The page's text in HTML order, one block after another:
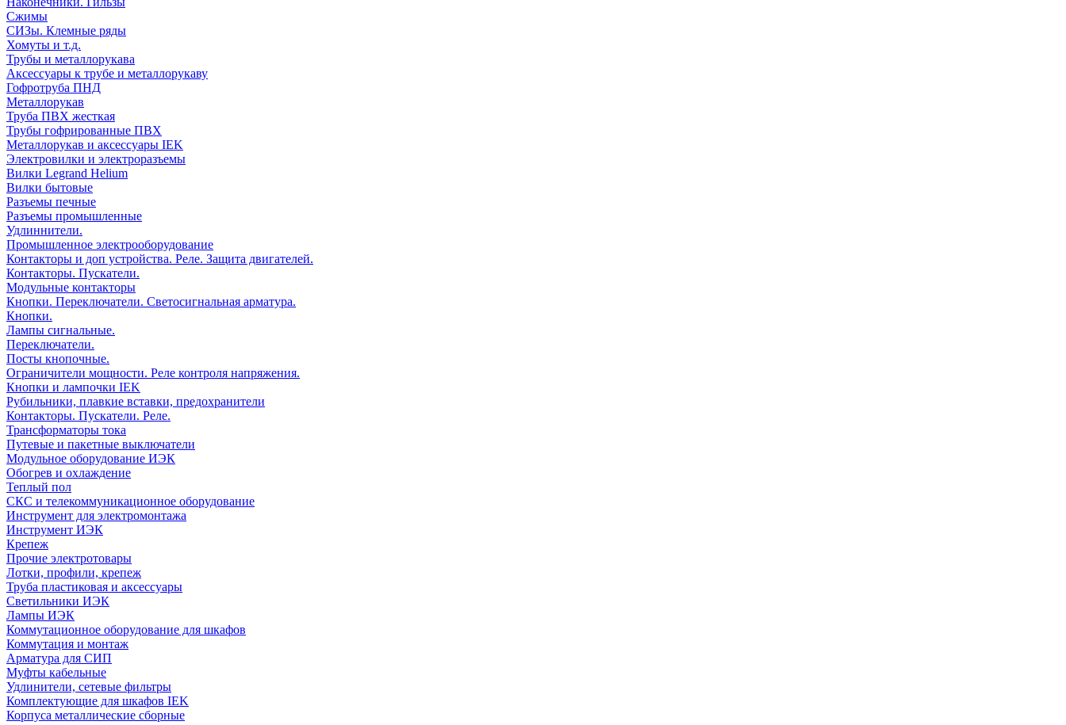
Сжимы
СИЗы. Клемные ряды
Хомуты и т.д.
Трубы и металлорукава
Аксессуары к трубе и металлорукаву
Гофротруба ПНД
Металлорукав
Труба ПВХ жесткая
Трубы гофрированные ПВХ
Металлорукав и аксессуары IEK
Электровилки и электроразъемы
Вилки Legrand Helium
Вилки бытовые
Разъемы печные
Разъемы промышленные
Удлиннители.
Промышленное электрооборудование
Контакторы и доп устройства. Реле. Защита двигателей.
Контакторы. Пускатели.
Модульные контакторы
Кнопки. Переключатели. Светосигнальная арматура.
Кнопки.
Лампы сигнальные.
Переключатели.
Посты кнопочные.
Ограничители мощности. Реле контроля напряжения.
Кнопки и лампочки IEK
Рубильники, плавкие вставки, предохранители
Контакторы. Пускатели. Реле.
Трансформаторы тока
Путевые и пакетные выключатели
Модульное оборудование ИЭК
Обогрев и охлаждение
Теплый пол
СКС и телекоммуникационное оборудование
Инструмент для электромонтажа
Инструмент ИЭК
Крепеж
Прочие электротовары
Лотки, профили, крепеж
Труба пластиковая и аксессуары
Светильники ИЭК
Лампы ИЭК
Коммутационное оборудование для шкафов
Коммутация и монтаж
Арматура для СИП
Муфты кабельные
Удлинители, сетевые фильтры
Комплектующие для шкафов IEK
Корпуса металлические сборные